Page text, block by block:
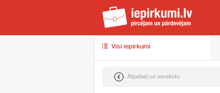
Visi iepirkumi
Atpakaļ uz sarakstu